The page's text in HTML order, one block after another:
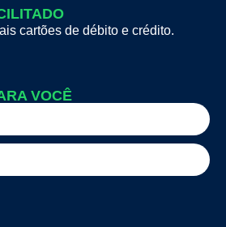
cartões de débito e crédito.
VOCÊ